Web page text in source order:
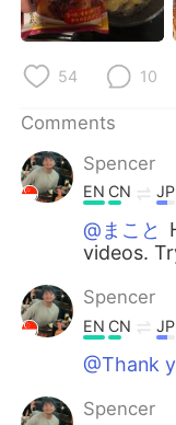
Português
54 10
Comments
Spencer
EN CN JP
@まこと
videos.
Spencer
EN CN JP
@Thank
Spencer